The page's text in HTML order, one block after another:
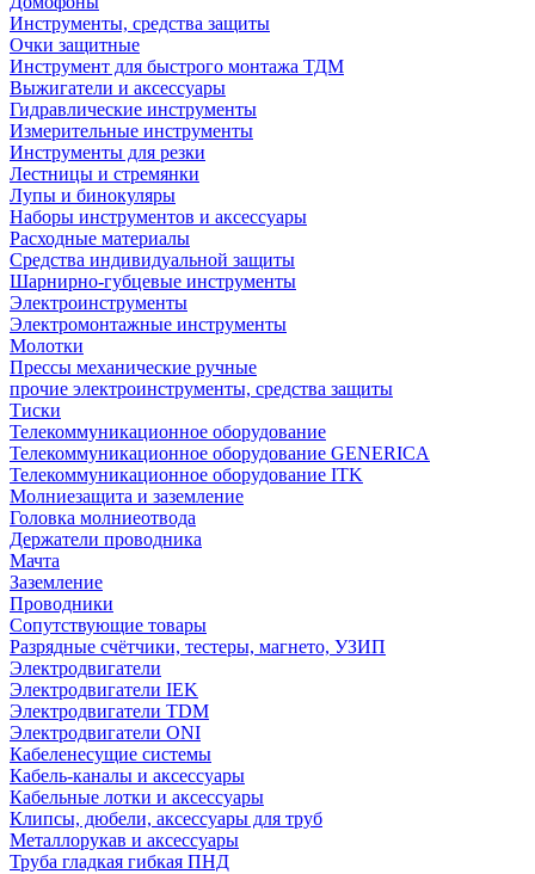
Инструменты, средства защиты
Очки защитные
Инструмент для быстрого монтажа ТДМ
Выжигатели и аксессуары
Гидравлические инструменты
Измерительные инструменты
Инструменты для резки
Лестницы и стремянки
Лупы и бинокуляры
Наборы инструментов и аксессуары
Расходные материалы
Средства индивидуальной защиты
Шарнирно-губцевые инструменты
Электроинструменты
Электромонтажные инструменты
Молотки
Прессы механические ручные
прочие электроинструменты, средства защиты
Тиски
Телекоммуникационное оборудование
Телекоммуникационное оборудование GENERICA
Телекоммуникационное оборудование ITK
Молниезащита и заземление
Головка молниеотвода
Держатели проводника
Мачта
Заземление
Проводники
Сопутствующие товары
Разрядные счётчики, тестеры, магнето, УЗИП
Электродвигатели
Электродвигатели IEK
Электродвигатели TDM
Электродвигатели ONI
Кабеленесущие системы
Кабель-каналы и аксессуары
Кабельные лотки и аксессуары
Клипсы, дюбели, аксессуары для труб
Металлорукав и аксессуары
Труба гладкая гибкая ПНД